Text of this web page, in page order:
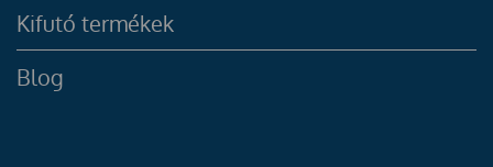
Kifutó termékek
Blog